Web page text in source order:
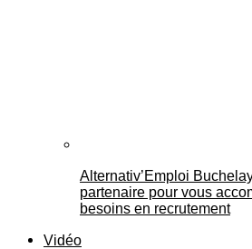
Alternativ’Emploi
partenaire pour vous
besoins en recrutement
Vidéo